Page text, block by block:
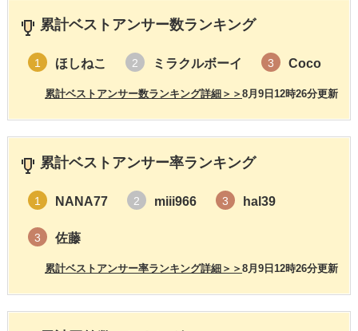
累計ベストアンサー数ランキング
1 ほしねこ 2 ミラクルボーイ 3 Coco
8月9日12時26分更新
累計ベストアンサー数ランキング詳細＞＞
累計ベストアンサー率ランキング
1 NANA77 2 miii966 3 hal39
3 佐藤
8月9日12時26分更新
累計ベストアンサー率ランキング詳細＞＞